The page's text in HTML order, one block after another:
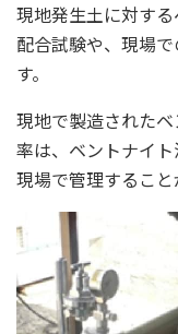
現地発生土に対す
配合試験や、現場
す。
現地で製造された
率は、ベントナイト
現場で管理すること